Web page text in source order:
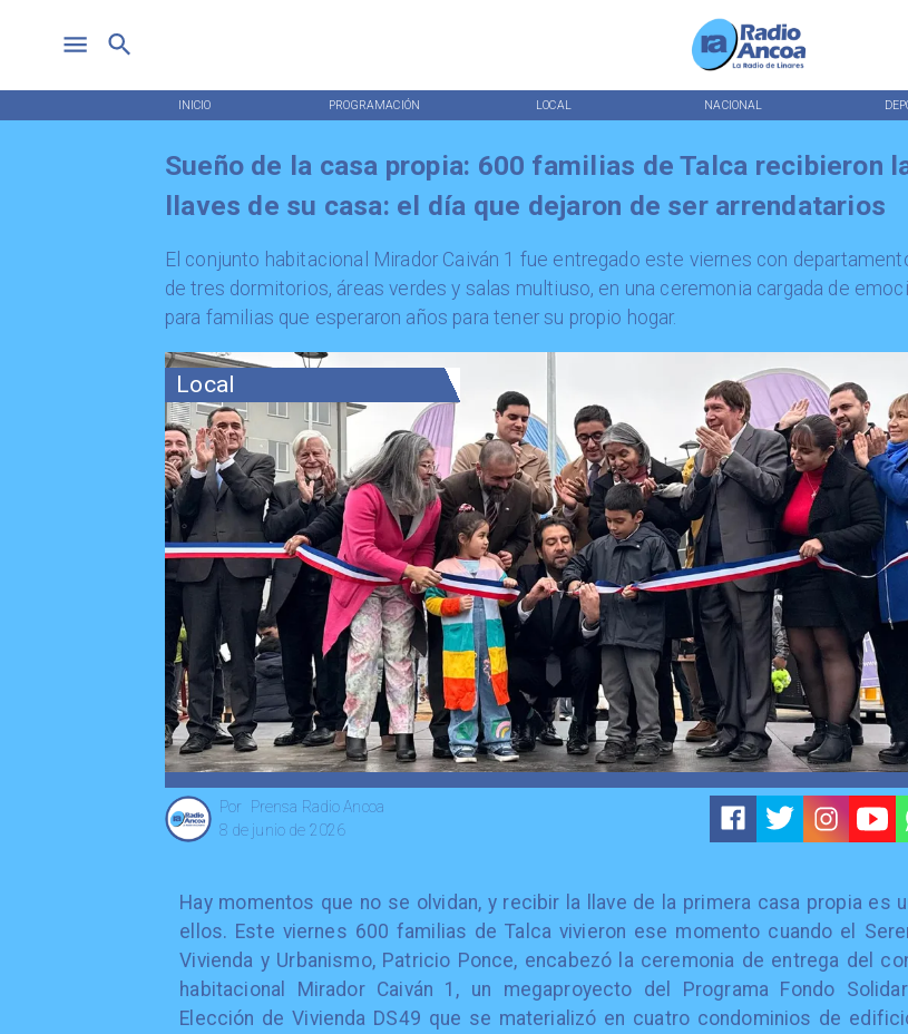
INICIO PROGRAMACIÓN LOCAL NACIONAL
Local
Prensa Radio Ancoa
Por
8 de junio de 2026
Sueño de la casa propia: 600 familias de Talca recibieron
llaves de su casa: el día que dejaron de ser arrendatarios
​El conjunto habitacional Mirador Caiván 1 fue entregado este viernes con
de tres dormitorios, áreas verdes y salas multiuso, en una ceremonia cargada de
para familias que esperaron años para tener su propio hogar.
Hay momentos que no se olvidan, y recibir la llave de la primera casa propia es
ellos. Este viernes 600 familias de Talca vivieron ese momento cuando el
Vivienda y Urbanismo, Patricio Ponce, encabezó la ceremonia de entrega del
habitacional Mirador Caiván 1, un megaproyecto del Programa Fondo
Elección de Vivienda DS49 que se materializó en cuatro condominios de